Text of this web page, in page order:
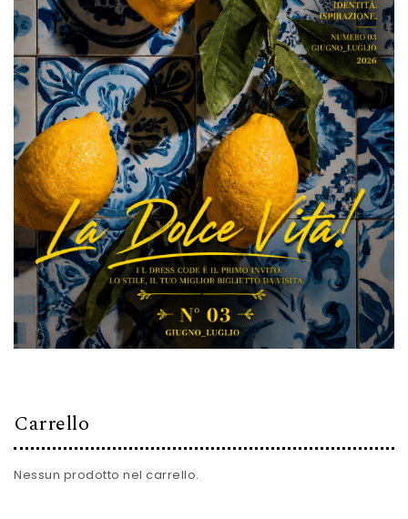
Carrello
Nessun prodotto nel carrello.